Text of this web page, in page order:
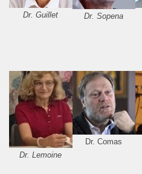
Dr. Guillet Dr. Sopena
Dr. Lemoine
Dr. Comas